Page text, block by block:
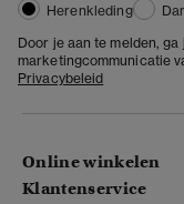
Herenkleding
Door je aan te melden,
marketingcommunicatie
Privacybeleid
Online winkelen
Klantenservice